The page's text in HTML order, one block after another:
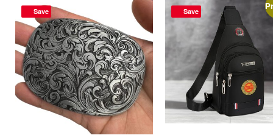
Save Save